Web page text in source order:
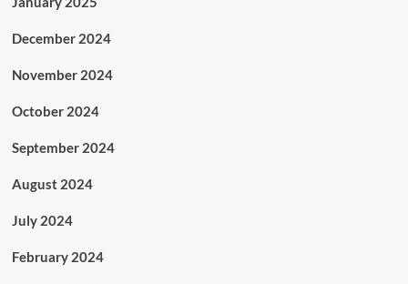
December 2024
November 2024
October 2024
September 2024
August 2024
July 2024
February 2024